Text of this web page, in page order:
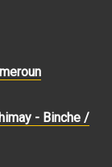
- Binche /